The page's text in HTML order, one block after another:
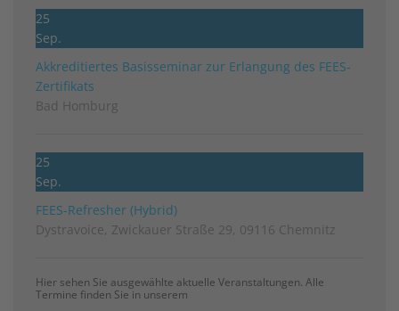
25
Sep.
Akkreditiertes Basisseminar zur Erlangung des FEES-
Zertifikats
Bad Homburg
25
Sep.
FEES-Refresher (Hybrid)
Dystravoice, Zwickauer Straße 29, 09116 Chemnitz
Hier sehen Sie ausgewählte aktuelle Veranstaltungen. Alle
Termine finden Sie in unserem